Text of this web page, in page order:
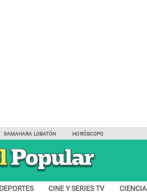
SAMAHARA LOBATÓN HORÓSCOPO
DEPORTES CINE Y SERIES TV CIENCIA